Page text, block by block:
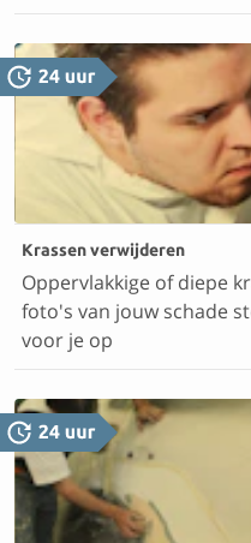
Krassen verwijderen
Oppervlakkige of diepe
foto's van jouw schade
voor je op